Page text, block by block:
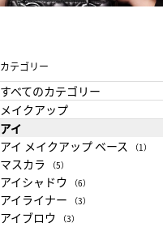
カテゴリー
すべてのカテゴリー
メイクアップ
アイ
アイ メイクアップ ベース
（1）
マスカラ （5）
アイシャドウ （6）
アイライナー （3）
アイブロウ （3）